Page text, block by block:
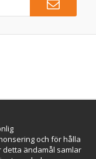
och för hålla
detta ändamål samlar